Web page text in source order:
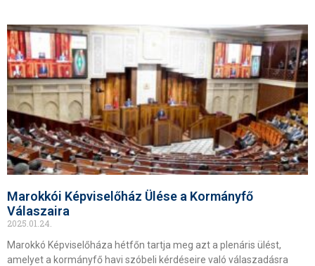
Marokkói Képviselőház Ülése a Kormányfő
Válaszaira
2025.01.24.
Marokkó Képviselőháza hétfőn tartja meg azt a plenáris ülést,
amelyet a kormányfő havi szóbeli kérdéseire való válaszadásra